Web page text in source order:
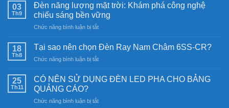
03
Th9
Đèn năng lượng mặt trời: Khám phá công nghệ
chiếu sáng bền vững
Chức năng bình luận bị tắtở
năng
mặt
Khám
nghệ
18
Th8
Tại sao nên chọn Đèn Ray Nam Châm 6SS-CR?
Chức năng bình luận bị tắtở
sao
Đèn
25
Th11
CÓ NÊN SỬ DỤNG ĐÈN LED PHA CHO BẢNG
QUẢNG CÁO?
Chức năng bình luận bị tắtở